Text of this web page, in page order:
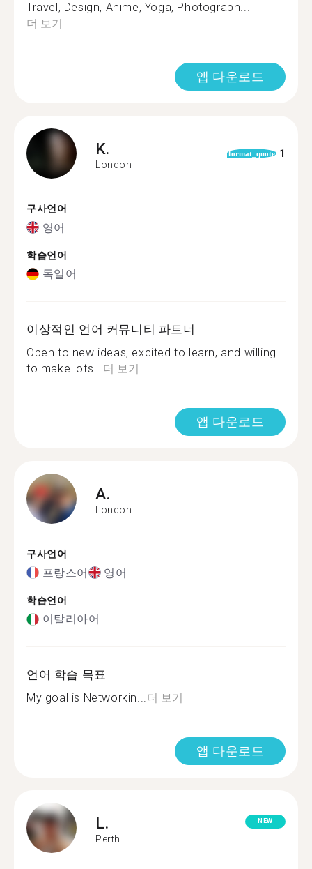
Travel, Design, Anime, Yoga, Photograph...
더 보기
앱 다운로드
K.
London
format_quote 1
구사언어
영어
학습언어
독일어
이상적인 언어 커뮤니티 파트너
Open to new ideas, excited to learn, and willing
to make lots...더 보기
앱 다운로드
A.
London
구사언어
프랑스어 영어
학습언어
이탈리아어
언어 학습 목표
My goal is Networkin...더 보기
앱 다운로드
L.
Perth
NEW